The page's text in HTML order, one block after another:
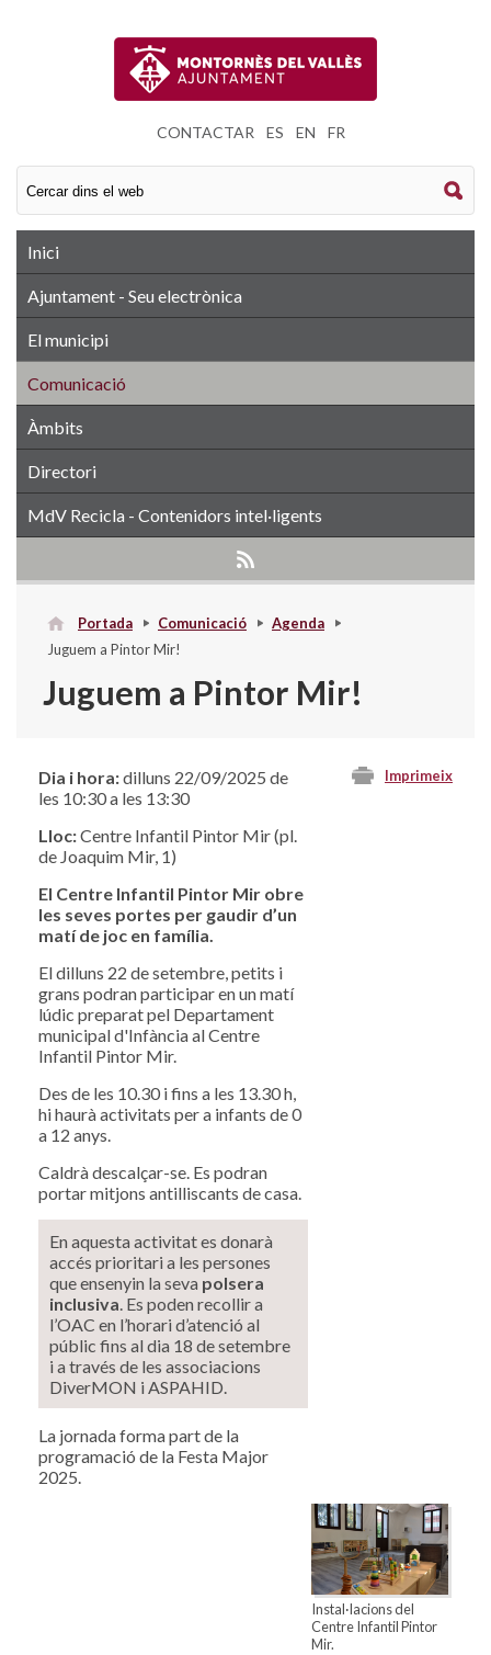
CONTACTAR ES EN FR
Inici
Ajuntament - Seu electrònica
El municipi
Comunicació
Àmbits
Directori
MdV Recicla - Contenidors intel·ligents
Portada Comunicació
Agenda
Juguem a Pintor Mir!
Juguem a Pintor Mir!
Imprimeix
Dia i hora:dilluns 22/09/2025 de
les 10:30 a les 13:30
Lloc:Centre Infantil Pintor Mir (pl.
de Joaquim Mir, 1)
El Centre Infantil Pintor Mir obre
les seves portes per gaudir d’un
matí de joc en família.
El dilluns 22 de setembre, petits i
grans podran participar en un matí
lúdic preparat pel Departament
municipal d'Infància al Centre
Infantil Pintor Mir.
Des de les 10.30 i fins a les 13.30 h,
hi haurà activitats per a infants de 0
a 12 anys.
Caldrà descalçar-se. Es podran
portar mitjons antilliscants de casa.
En aquesta activitat es donarà
accés prioritari a les persones
que ensenyin la seva polsera
inclusiva. Es poden recollir a
l’OAC en l’horari d’atenció al
públic fins al dia 18 de setembre
i a través de les associacions
DiverMON i ASPAHID.
La jornada forma part de la
programació de la Festa Major
2025.
Instal·lacions del
Centre Infantil Pintor
Mir.